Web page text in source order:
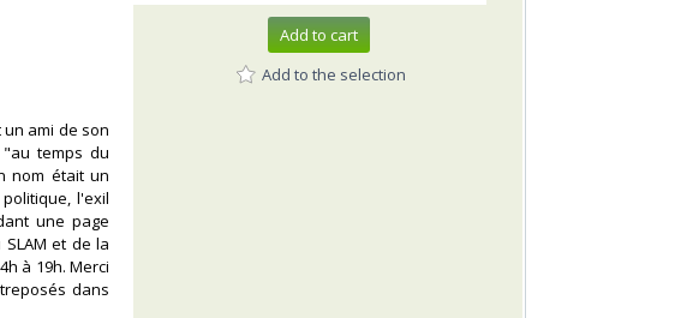
ami de son
temps du
nom était un
l'exil
une page
et de la
à 19h. Merci
dans
Add to cart
Add to the selection